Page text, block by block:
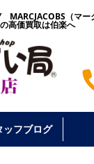
（マ
高価買取は伯楽へ
ッフブログ